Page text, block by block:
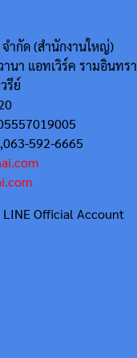
กัด (สำนักงานใหญ่)
นา แอทเวิร์ค รามอินทรา
รีย์
592-6665
Official Account